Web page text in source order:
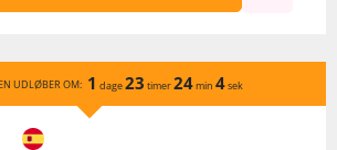
UDLØBER OM: 1 dage23 timer24min 4sek